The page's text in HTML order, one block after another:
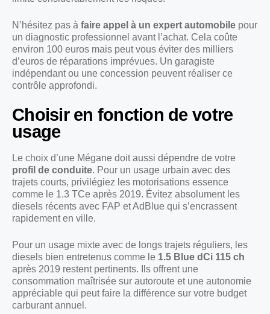
N’hésitez pas à faire appel à un expert automobile pour
un diagnostic professionnel avant l’achat. Cela coûte
environ 100 euros mais peut vous éviter des milliers
d’euros de réparations imprévues. Un garagiste
indépendant ou une concession peuvent réaliser ce
contrôle approfondi.
Choisir en fonction de votre
usage
Le choix d’une Mégane doit aussi dépendre de votre
profil de conduite. Pour un usage urbain avec des
trajets courts, privilégiez les motorisations essence
comme le 1.3 TCe après 2019. Évitez absolument les
diesels récents avec FAP et AdBlue qui s’encrassent
rapidement en ville.
Pour un usage mixte avec de longs trajets réguliers, les
diesels bien entretenus comme le 1.5 Blue dCi 115 ch
après 2019 restent pertinents. Ils offrent une
consommation maîtrisée sur autoroute et une autonomie
appréciable qui peut faire la différence sur votre budget
carburant annuel.